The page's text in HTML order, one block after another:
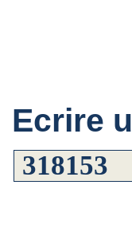
Ecrire